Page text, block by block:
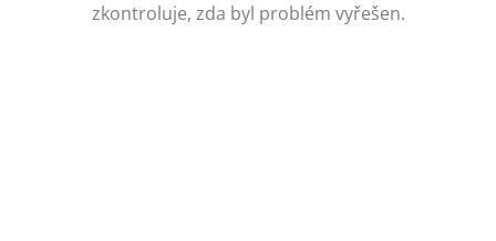
zkontroluje, zda byl problém vyřešen.